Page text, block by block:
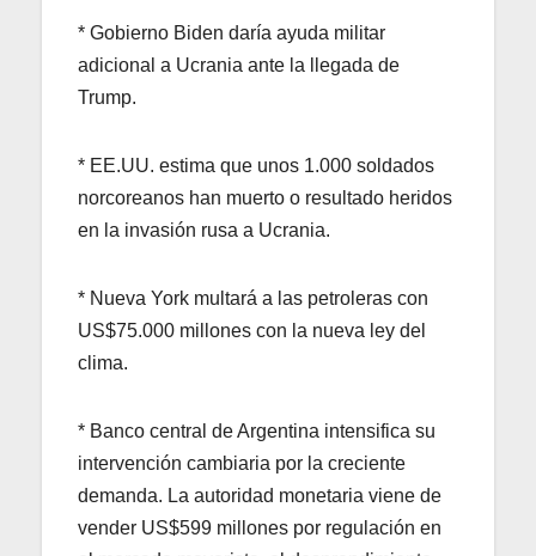
* Gobierno Biden daría ayuda militar
adicional a Ucrania ante la llegada de
Trump.
* EE.UU. estima que unos 1.000 soldados
norcoreanos han muerto o resultado heridos
en la invasión rusa a Ucrania.
* Nueva York multará a las petroleras con
US$75.000 millones con la nueva ley del
clima.
* Banco central de Argentina intensifica su
intervención cambiaria por la creciente
demanda. La autoridad monetaria viene de
vender US$599 millones por regulación en